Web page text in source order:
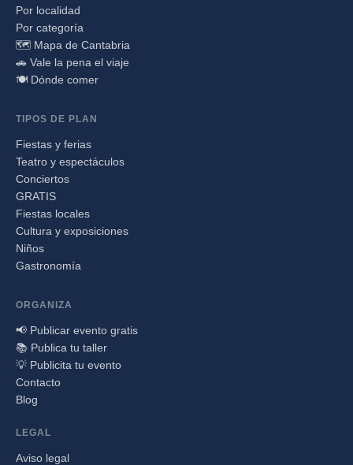
Por localidad
Por categoría
🗺️ Mapa de Cantabria
🚗 Vale la pena el viaje
🍽️ Dónde comer
TIPOS DE PLAN
Fiestas y ferias
Teatro y espectáculos
Conciertos
GRATIS
Fiestas locales
Cultura y exposiciones
Niños
Gastronomía
ORGANIZA
📢 Publicar evento gratis
📚 Publica tu taller
💡 Publicita tu evento
Contacto
Blog
LEGAL
Aviso legal